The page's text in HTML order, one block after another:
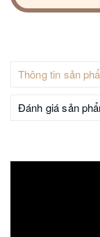
Thông tin sản
Đánh giá sản